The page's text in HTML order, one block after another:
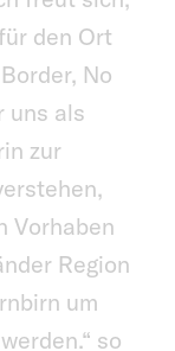
den Ort
No
uns als
zur
Vorhaben
Region
um
so